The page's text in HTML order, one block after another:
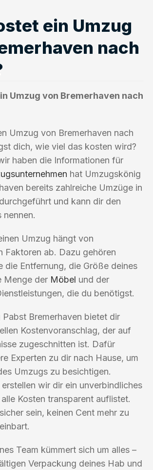
ein Umzug
nach
Umzug von Bremerhaven nach
Umzug von Bremerhaven nach
dich, wie viel das kosten wird?
haben die Informationen für
hat Umzugskönig
bereits zahlreiche Umzüge in
und kann dir den
nennen.
Umzug hängt von
Faktoren ab. Dazu gehören
die Entfernung, die Größe deines
Menge der Möbel und der
die du benötigst.
Bremerhaven bietet dir
Kostenvoranschlag, der auf
zugeschnitten ist. Dafür
Experten zu dir nach Hause, um
Umzugs zu besichtigen.
wir dir ein unverbindliches
Kosten transparent auflistet.
sein, keinen Cent mehr zu
Team kümmert sich um alles –
Verpackung deines Hab und